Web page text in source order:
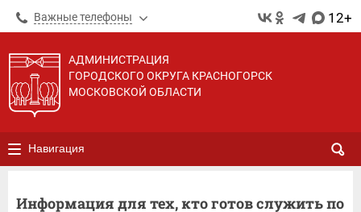
Важные телефоны 12+
АДМИНИСТРАЦИЯ
ГОРОДСКОГО ОКРУГА КРАСНОГОРСК
МОСКОВСКОЙ ОБЛАСТИ
Навигация
Информация для тех, кто готов служить по